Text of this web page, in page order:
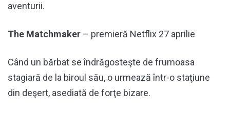
aventurii.
The Matchmaker – premieră Netflix 27 aprilie
Când un bărbat se îndrăgosteşte de frumoasa
stagiară de la biroul său, o urmează într-o staţiune
din deşert, asediată de forţe bizare.